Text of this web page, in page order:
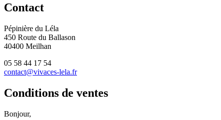
Contact
Pépinière du Léla
450 Route du Ballason
40400 Meilhan
05 58 44 17 54
contact@vivaces-lela.fr
Conditions de ventes
Bonjour,